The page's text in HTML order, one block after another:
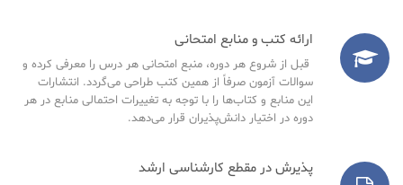
ارائه کتب و منابع امتحانی
قبل از شروع هر دوره، منبع امتحانی هر درس را معرفی کرده و
سوالات آزمون صرفاً از همین کتب طراحی می‌گردد. انتشارات
این منابع و کتاب‌ها را با توجه به تغییرات احتمالی منابع در هر
دوره در اختیار دانش‌پذیران قرار می‌دهد.
پذیرش در مقطع کارشناسی ارشد